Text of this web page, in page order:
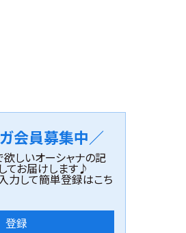
会員募集中／
欲しいオーシャナの記
てお届けします♪
力して簡単登録はこち
登録